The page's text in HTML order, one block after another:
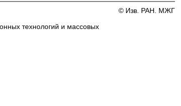
технологий и массовых
© Изв. РАН. МЖГ